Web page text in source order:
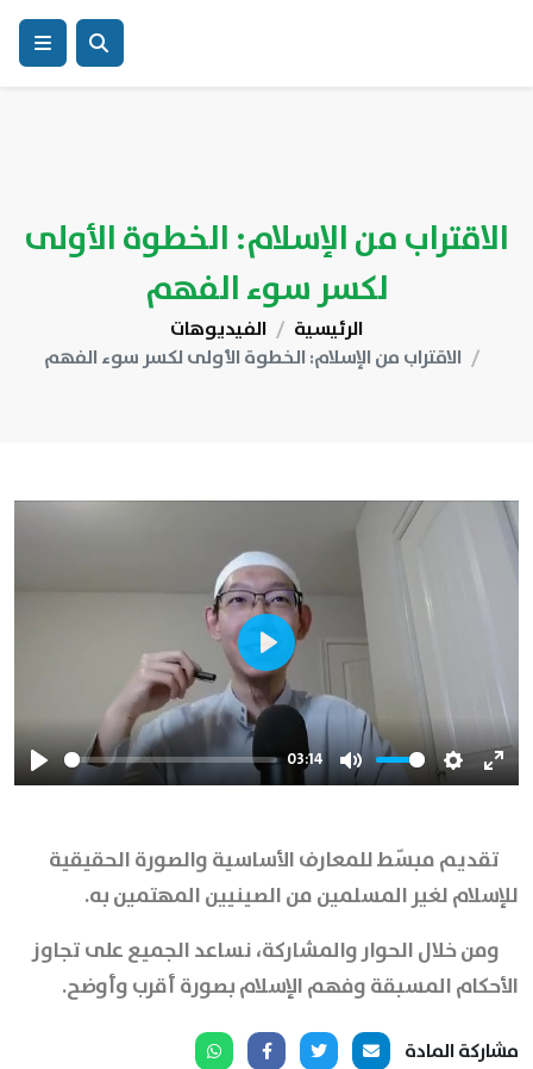
الاقتراب من الإسلام: الخطوة الأولى
لكسر سوء الفهم
الرئيسية
الفيديوهات
الاقتراب من الإسلام: الخطوة الأولى لكسر سوء الفهم
Play
03:14
Mute Settings
Play
تقديم مبسّط للمعارف الأساسية والصورة الحقيقية
للإسلام لغير المسلمين من الصينيين المهتمين به.
ومن خلال الحوار والمشاركة، نساعد الجميع على تجاوز
الأحكام المسبقة وفهم الإسلام بصورة أقرب وأوضح.
مشاركة المادة